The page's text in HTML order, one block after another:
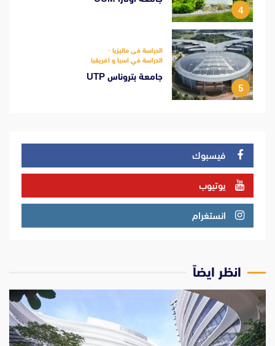
4
5
الدراسة فى ماليزيا
الدراسة في اسيا و افريقيا
جامعة بتروناس UTP
فيسبوك
يوتيوب
انستغرام
انظر ايضاً